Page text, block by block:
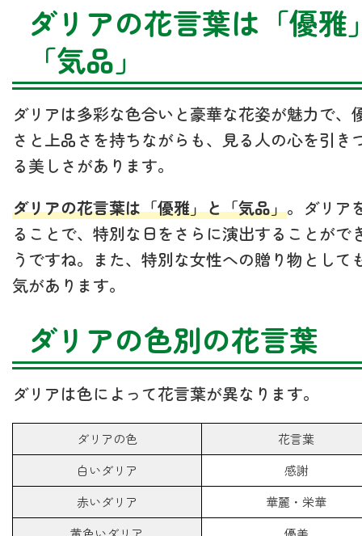
ダリアの花言葉は「優雅
「気品」
ダリアは多彩な色合いと豪華な花姿が魅力で、
さと上品さを持ちながらも、見る人の心を引き
る美しさがあります。
ダリアの花言葉は「優雅」と「気品」。ダリア
ることで、特別な日をさらに演出することがで
うですね。また、特別な女性への贈り物として
気があります。
ダリアの色別の花言葉
ダリアは色によって花言葉が異なります。
ダリアの色
花言葉
白いダリア
感謝
赤いダリア
華麗・栄華